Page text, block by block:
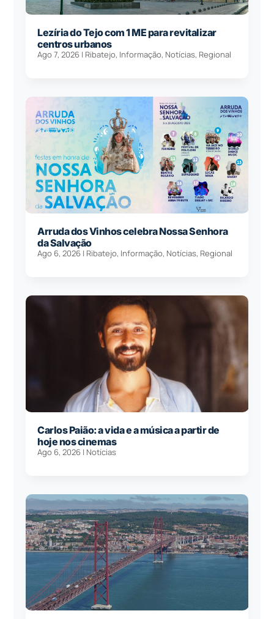
Lezíria do Tejo com 1 ME para revitalizar
centros urbanos
Ago 7, 2026 | Ribatejo, Informação, Notícias, Regional
Arruda dos Vinhos celebra Nossa Senhora
da Salvação
Ago 6, 2026 | Ribatejo, Informação, Notícias, Regional
Carlos Paião: a vida e a música a partir de
hoje nos cinemas
Ago 6, 2026 | Notícias